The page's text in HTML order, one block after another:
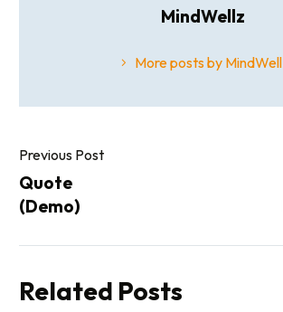
MindWellz
More posts by
Previous Post
Quote
(Demo)
Related Posts